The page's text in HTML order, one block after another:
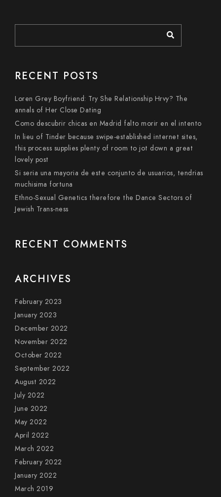
RECENT POSTS
Loren Grey Boyfriend: Try She Relationship Hrvy? The
annals of Her Close Dating
Como descubrir chicas en Madrid falto morir en el intento
In lieu of Tinder because swipe-established internet sites,
this process supplies plenty of room to jot down a great
lovely post
Si seri­a una mayoria de este conjunto de usuarios, tendri­as
muchisima fortuna
Ethno-Sexual Genetics therefore the Dance Sectors of
Jewish Trans-ness
RECENT COMMENTS
ARCHIVES
February 2023
January 2023
December 2022
November 2022
October 2022
September 2022
August 2022
July 2022
June 2022
May 2022
April 2022
March 2022
February 2022
January 2022
March 2019